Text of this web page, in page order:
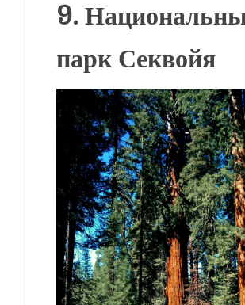
9.
парк Секвойя